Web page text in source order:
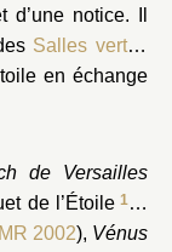
notice. Il
Salles vertes
en échange
de Versailles
de l’Étoile 13 :
2002), Vénus